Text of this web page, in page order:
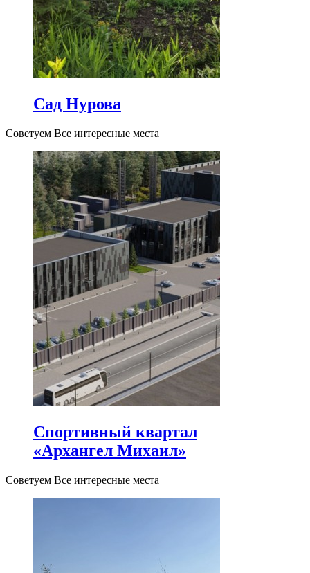
Сад Нурова
Советуем Все интересные места
Спортивный квартал
«Архангел Михаил»
Советуем Все интересные места